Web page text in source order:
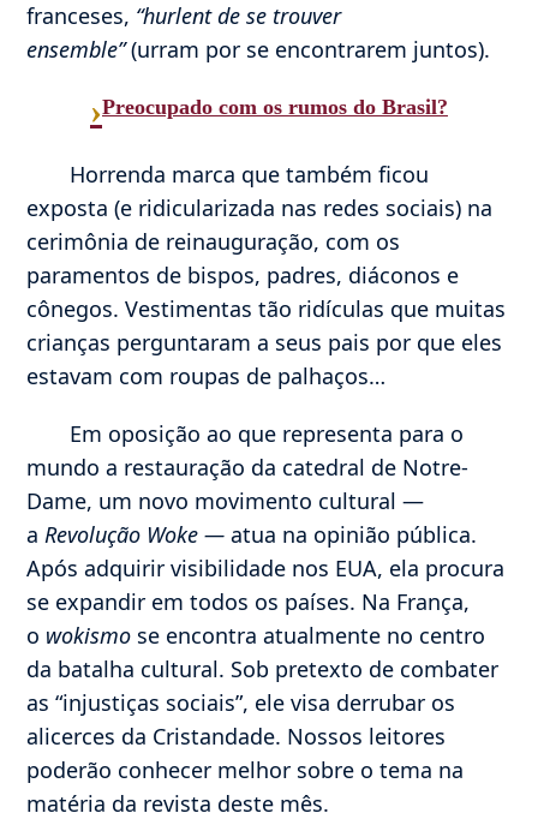
franceses, “hurlent de se trouver
ensemble”(urram por se encontrarem juntos).
›Preocupado com os rumos do Brasil?
Horrenda marca que também ficou
exposta (e ridicularizada nas redes sociais) na
cerimônia de reinauguração, com os
paramentos de bispos, padres, diáconos e
cônegos. Vestimentas tão ridículas que muitas
crianças perguntaram a seus pais por que eles
estavam com roupas de palhaços…
Em oposição ao que representa para o
mundo a restauração da catedral de Notre-
Dame, um novo movimento cultural —
aRevolução Woke —atua na opinião pública.
Após adquirir visibilidade nos EUA, ela procura
se expandir em todos os países. Na França,
o wokismo se encontra atualmente no centro
da batalha cultural. Sob pretexto de combater
as “injustiças sociais”, ele visa derrubar os
alicerces da Cristandade. Nossos leitores
poderão conhecer melhor sobre o tema na
matéria da revista deste mês.